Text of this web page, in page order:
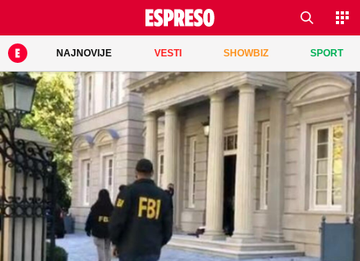
NAJNOVIJE VESTI SHOWBIZ SPORT